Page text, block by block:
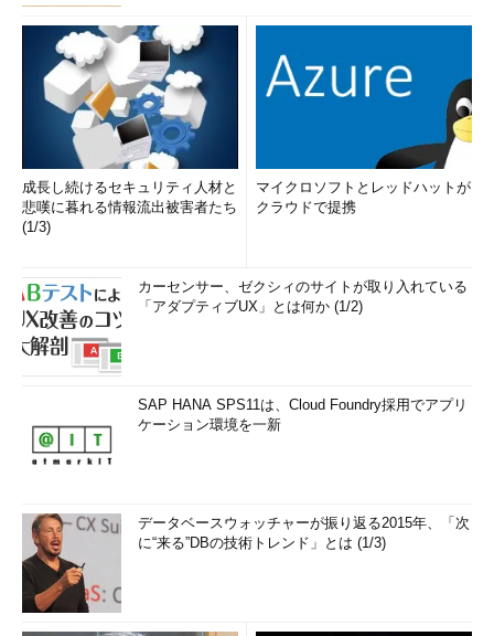
成長し続けるセキュリティ人材と
悲嘆に暮れる情報流出被害者たち
(1/3)
マイクロソフトとレッドハットが
クラウドで提携
カーセンサー、ゼクシィのサイトが取り入れている
「アダプティブUX」とは何か (1/2)
SAP HANA SPS11は、Cloud Foundry採用でアプリ
ケーション環境を一新
データベースウォッチャーが振り返る2015年、「次
に“来る”DBの技術トレンド」とは (1/3)